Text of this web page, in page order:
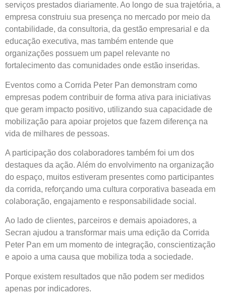
serviços prestados diariamente. Ao longo de sua trajetória, a
empresa construiu sua presença no mercado por meio da
contabilidade, da consultoria, da gestão empresarial e da
educação executiva, mas também entende que
organizações possuem um papel relevante no
fortalecimento das comunidades onde estão inseridas.
Eventos como a Corrida Peter Pan demonstram como
empresas podem contribuir de forma ativa para iniciativas
que geram impacto positivo, utilizando sua capacidade de
mobilização para apoiar projetos que fazem diferença na
vida de milhares de pessoas.
A participação dos colaboradores também foi um dos
destaques da ação. Além do envolvimento na organização
do espaço, muitos estiveram presentes como participantes
da corrida, reforçando uma cultura corporativa baseada em
colaboração, engajamento e responsabilidade social.
Ao lado de clientes, parceiros e demais apoiadores, a
Secran ajudou a transformar mais uma edição da Corrida
Peter Pan em um momento de integração, conscientização
e apoio a uma causa que mobiliza toda a sociedade.
Porque existem resultados que não podem ser medidos
apenas por indicadores.